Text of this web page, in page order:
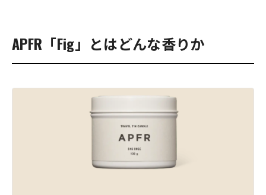
APFR「Fig」とはどんな香りか